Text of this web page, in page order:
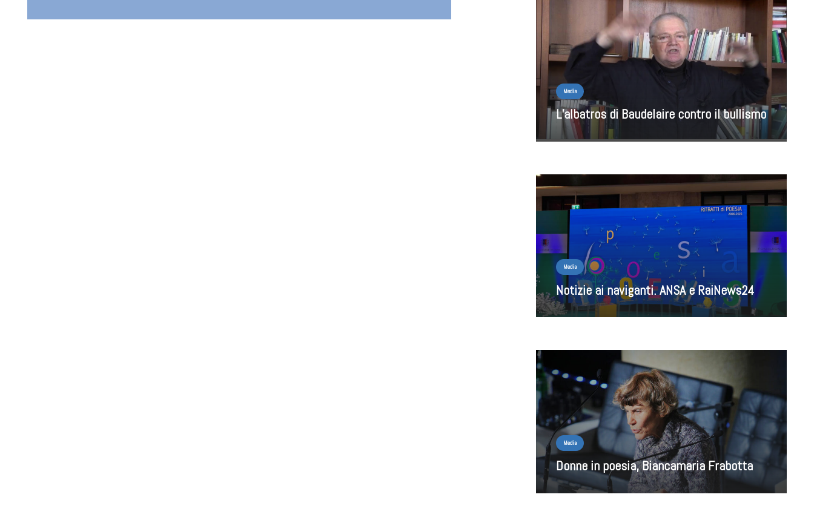
Media
L’albatros di Baudelaire contro il bullismo
Media
Notizie ai naviganti. ANSA e RaiNews24
Media
Donne in poesia, Biancamaria Frabotta